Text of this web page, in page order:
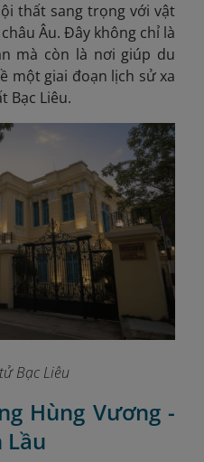
thất sang trọng với vật
Âu. Đây không chỉ là
mà còn là nơi giúp du
một giai đoạn lịch sử xa
Bạc Liêu.
Bạc Liêu
Hùng Vương -
Lầu